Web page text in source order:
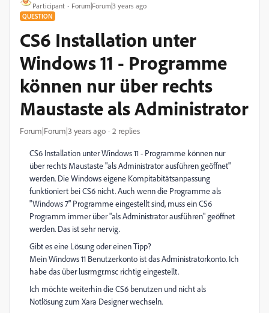
Participant Forum|Forum|3 years ago
QUESTION
CS6 Installation unter
Windows 11 - Programme
können nur über rechts
Maustaste als Administrator
Forum|Forum|3 years ago 2 replies
CS6 Installation unter Windows 11 - Programme können nur
über rechts Maustaste "als Administrator ausführen geöffnet"
werden. Die Windows eigene Kompitabitätsanpassung
funktioniert bei CS6 nicht. Auch wenn die Programme als
"Windows 7" Programme eingestellt sind, muss ein CS6
Programm immer über "als Administrator ausführen" geöffnet
werden. Das ist sehr nervig.
Gibt es eine Lösung oder einen Tipp?
Mein Windows 11 Benutzerkonto ist das Administratorkonto. Ich
habe das über lusrmgr.msc richtig eingestellt.
Ich möchte weiterhin die CS6 benutzen und nicht als
Notlösung zum Xara Designer wechseln.